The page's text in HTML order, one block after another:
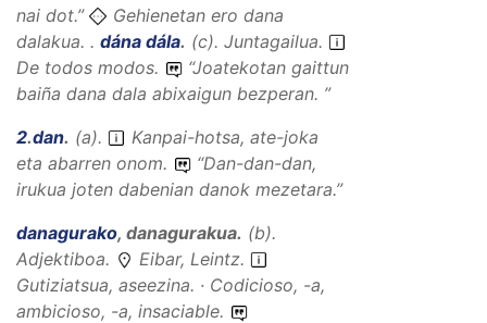
nai dot.”
Gehienetan ero dana
dalakua. . dána dála. (c). Juntagailua.
De todos modos.
“Joatekotan gaittun
baiña dana dala abixaigun bezperan. ”
2.dan. (a).
Kanpai-hotsa, ate-joka
eta abarren onom.
“Dan-dan-dan,
irukua joten dabenian danok mezetara.”
danagurako, danagurakua. (b).
Adjektiboa.
Eibar, Leintz.
Gutiziatsua, aseezina. · Codicioso, -a,
ambicioso, -a, insaciable.